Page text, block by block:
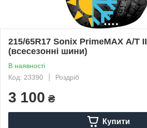
215/65R17 Sonix PrimeMAX А/Т
(всесезонні шини)
В наявності
Код: 23390
Роздріб
3 100 ₴
Купити